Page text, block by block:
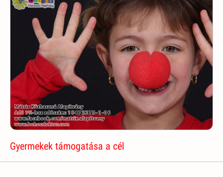
Gyermekek támogatása a cél